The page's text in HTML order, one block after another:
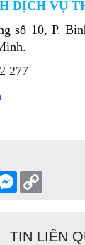
DỊCH VỤ
số 10, P.
277
Messenger
TIN LIÊN